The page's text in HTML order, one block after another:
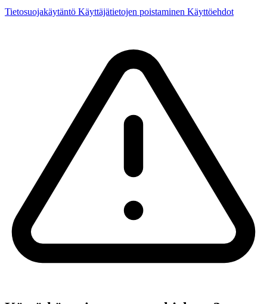
Tietosuojakäytäntö Käyttäjätietojen poistaminen Käyttöehdot